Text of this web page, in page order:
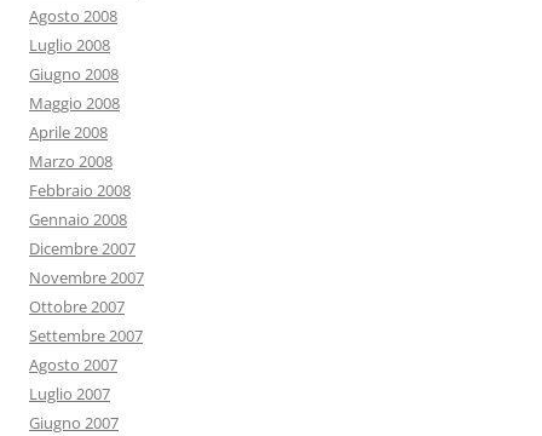
Agosto 2008
Luglio 2008
Giugno 2008
Maggio 2008
Aprile 2008
Marzo 2008
Febbraio 2008
Gennaio 2008
Dicembre 2007
Novembre 2007
Ottobre 2007
Settembre 2007
Agosto 2007
Luglio 2007
Giugno 2007